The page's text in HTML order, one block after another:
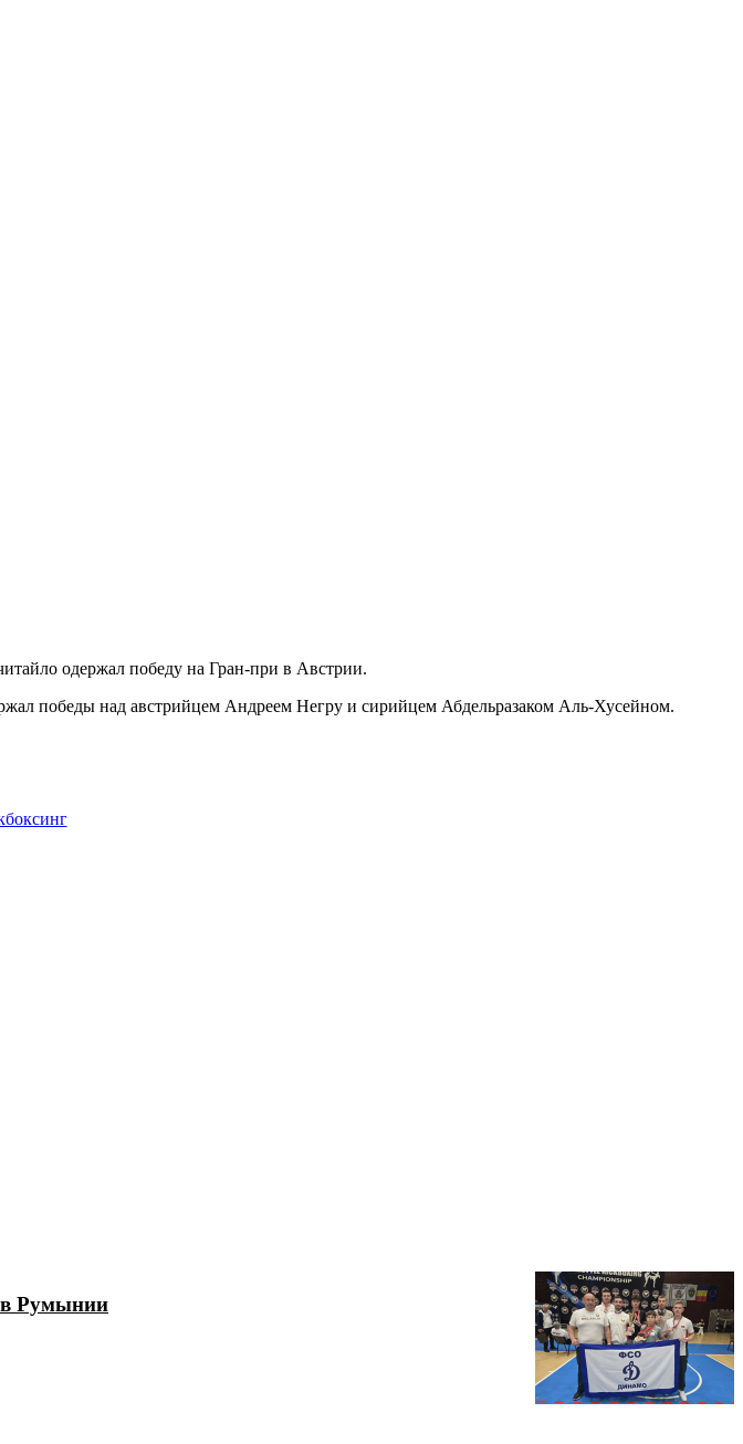
одержал победу на Гран-при в Австрии.
победы над австрийцем Андреем Негру и сирийцем Абдельразаком Аль-Хусейном.
в Румынии